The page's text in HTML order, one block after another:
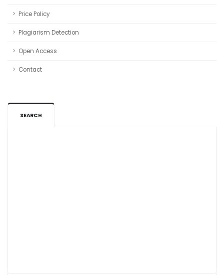
Price Policy
Plagiarism Detection
Open Access
Contact
SEARCH